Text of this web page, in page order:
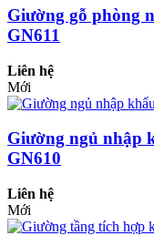
Giường gỗ phòng
GN611
Liên hệ
Mới
Giường ngủ nhập
GN610
Liên hệ
Mới